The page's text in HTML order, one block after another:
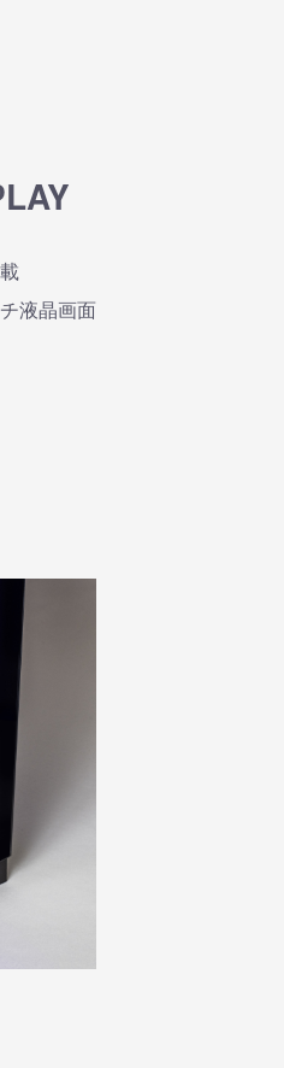
液晶画面